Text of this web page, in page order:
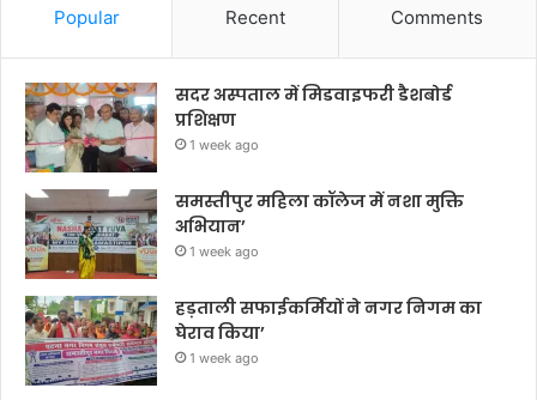
Popular Recent Comments
सदर अस्पताल में मिडवाइफरी डैशबोर्ड
प्रशिक्षण
1 week ago
समस्तीपुर महिला कॉलेज में नशा मुक्ति
अभियान’
1 week ago
हड़ताली सफाईकर्मियों ने नगर निगम का
घेराव किया’
1 week ago